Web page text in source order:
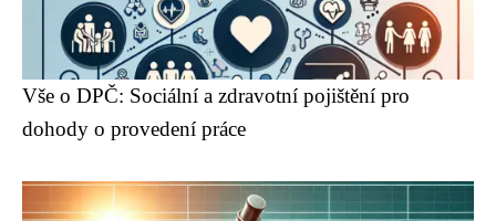
Vše o DPČ: Sociální a zdravotní pojištění pro
dohody o provedení práce